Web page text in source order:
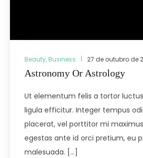
Beauty, Business 27 de outubro de
Astronomy Or Astrology
Ut elementum felis a tortor
ligula efficitur. Integer tempus
placerat, vel porttitor mi
egestas ante id orci pretium, eu
malesuada. […]